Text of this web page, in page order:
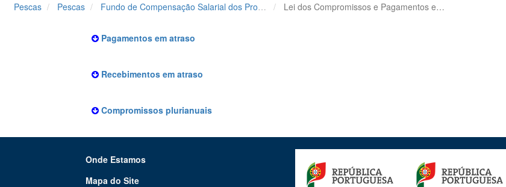
Pescas Pescas Fundo de Compensação Salarial dos Profissionais da Pesca (FCSPP) Lei dos Compromissos e Pagamentos em Atraso
Pagamentos em atraso
Recebimentos em atraso
Compromissos plurianuais
Onde Estamos
Mapa do Site